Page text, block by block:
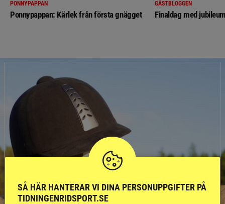
PONNYPAPPAN
Ponnypappan: Kärlek från första gnägget
GÄSTBLOGGEN
Finaldag med
SÅ HÄR HANTERAR VI DINA PERSONUPPGIFTER PÅ
TIDNINGENRIDSPORT.SE